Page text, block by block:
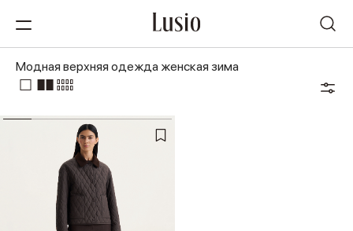
Модная верхняя одежда женская зима